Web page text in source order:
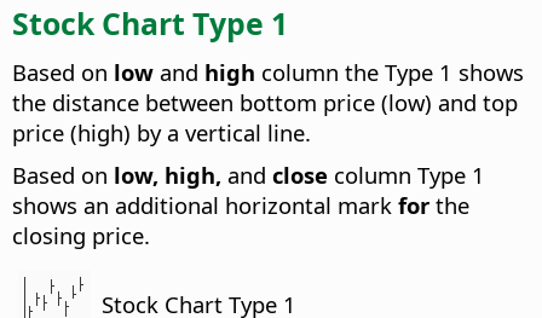
Stock Chart Type 1
Based on low and high column the Type 1 shows
the distance between bottom price (low) and top
price (high) by a vertical line.
Based on low, high, and close column Type 1
shows an additional horizontal mark for the
closing price.
Stock Chart Type 1